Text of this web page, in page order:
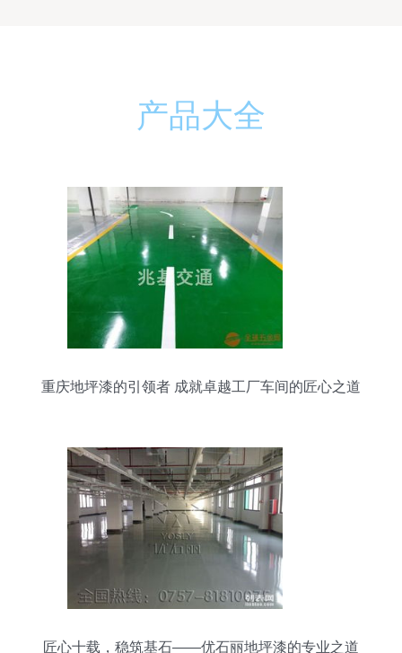
产品大全
重庆地坪漆的引领者 成就卓越工厂车间的匠心之道
匠心十载，稳筑基石——优石丽地坪漆的专业之道